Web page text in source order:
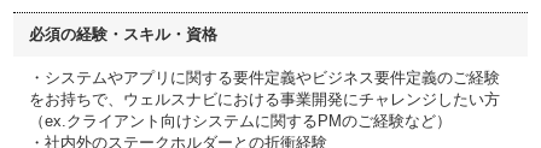
必須の経験・スキル・資格
・システムやアプリに関する要件定義やビジネス要件定義のご経験
をお持ちで、ウェルスナビにおける事業開発にチャレンジしたい方
（ex.クライアント向けシステムに関するPMのご経験など）
・社内外のステークホルダーとの折衝経験